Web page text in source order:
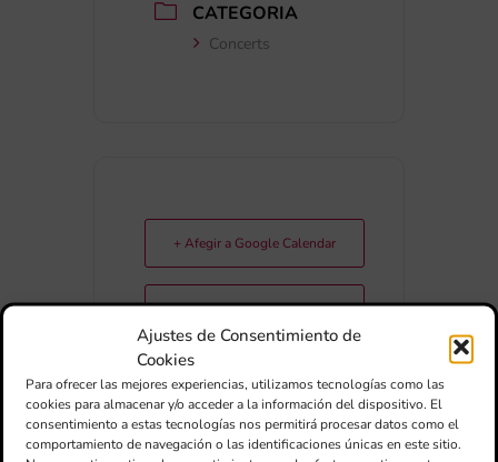
Ajustes de Consentimiento de
Cookies
Para ofrecer las mejores experiencias, utilizamos tecnologías como las
cookies para almacenar y/o acceder a la información del dispositivo. El
consentimiento a estas tecnologías nos permitirá procesar datos como el
comportamiento de navegación o las identificaciones únicas en este sitio.
CATEGORIA
Concerts
+ Afegir a Google Calendar
Exportar + iCal / Outlook